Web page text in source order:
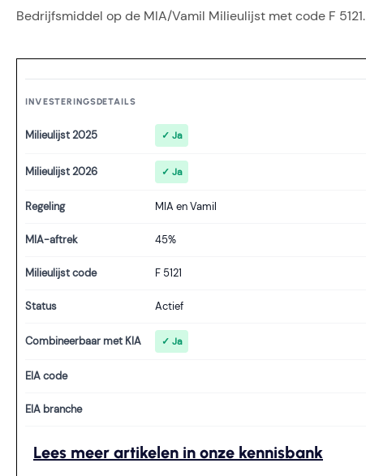
Bedrijfsmiddel op de MIA/Vamil Milieulijst met code F 5121.
INVESTERINGSDETAILS
Milieulijst 2025 ✓ Ja
Milieulijst 2026 ✓ Ja
Regeling MIA en Vamil
MIA-aftrek 45%
Milieulijst code F 5121
Status Actief
Combineerbaar met KIA ✓ Ja
EIA code
EIA branche
Lees meer artikelen in onze kennisbank